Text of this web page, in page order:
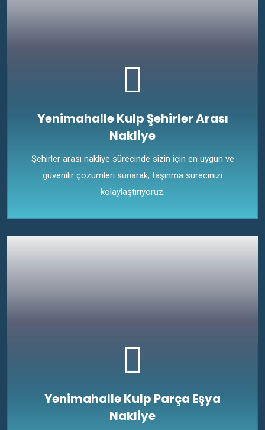
Yenimahalle Kulp Şehirler Arası
Nakliye
Şehirler arası nakliye sürecinde sizin için en uygun ve
güvenilir çözümleri sunarak, taşınma sürecinizi
kolaylaştırıyoruz.
Yenimahalle Kulp Parça Eşya
Nakliye